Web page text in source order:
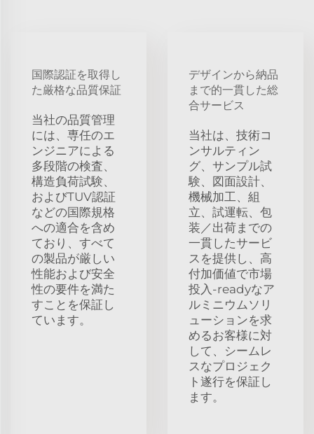
国際認証を取得し
た厳格な品質保証
当社の品質管理
には、専任のエ
ンジニアによる
多段階の検査、
構造負荷試験、
およびTUV認証
などの国際規格
への適合を含め
ており、すべて
の製品が厳しい
性能および安全
性の要件を満た
すことを保証し
ています。
デザインから納品
まで的一貫した総
合サービス
当社は、技術コ
ンサルティン
グ、サンプル試
験、図面設計、
機械加工、組
立、試運転、包
装／出荷までの
一貫したサービ
スを提供し、高
付加価値で市場
投入-readyなア
ルミニウムソリ
ューションを求
めるお客様に対
して、シームレ
スなプロジェク
ト遂行を保証し
ます。